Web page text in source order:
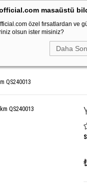
masaüstü
özel fırsatlardan ve
olsun ister misiniz?
Daha
QS240013